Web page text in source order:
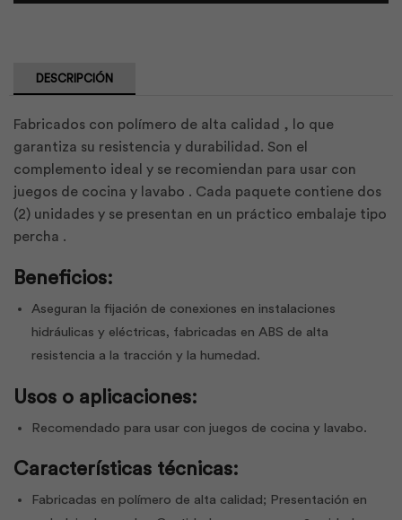
DESCRIPCIÓN
Fabricados con polímero de alta calidad , lo que
garantiza su resistencia y durabilidad. Son el
complemento ideal y se recomiendan para usar con
juegos de cocina y lavabo . Cada paquete contiene dos
(2) unidades y se presentan en un práctico embalaje tipo
percha .
Beneficios:
Aseguran la fijación de conexiones en instalaciones
hidráulicas y eléctricas, fabricadas en ABS de alta
resistencia a la tracción y la humedad.
Usos o aplicaciones:
Recomendado para usar con juegos de cocina y lavabo.
Características técnicas:
Fabricadas en polímero de alta calidad; Presentación en